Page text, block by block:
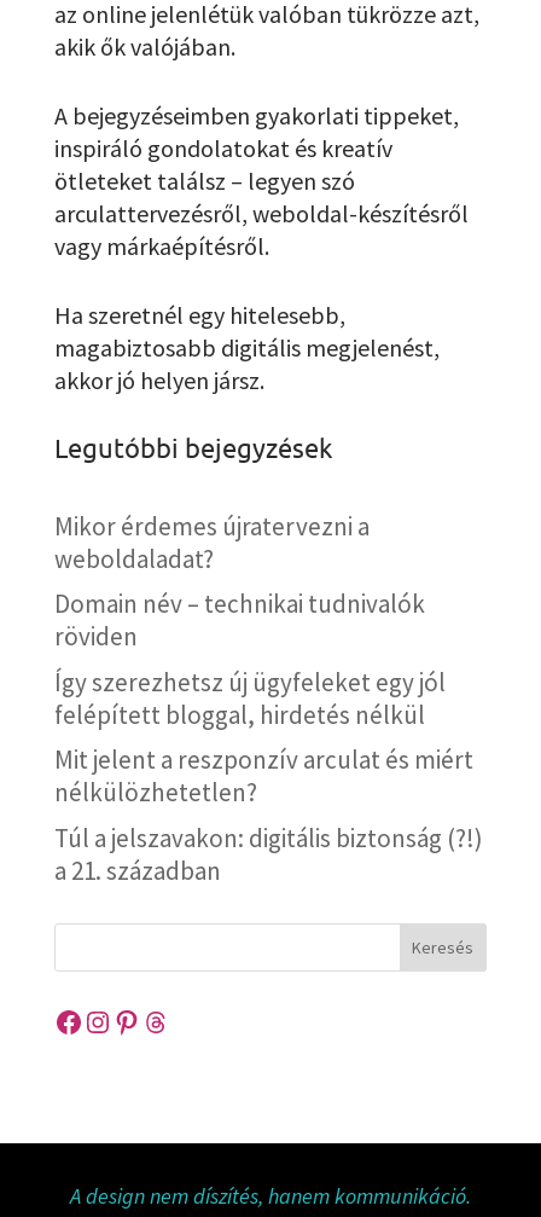
az online jelenlétük valóban tükrözze azt,
akik ők valójában.
A bejegyzéseimben gyakorlati tippeket,
inspiráló gondolatokat és kreatív
ötleteket találsz – legyen szó
arculattervezésről, weboldal-készítésről
vagy márkaépítésről.
Ha szeretnél egy hitelesebb,
magabiztosabb digitális megjelenést,
akkor jó helyen jársz.
Legutóbbi bejegyzések
Mikor érdemes újratervezni a
weboldaladat?
Domain név – technikai tudnivalók
röviden
Így szerezhetsz új ügyfeleket egy jól
felépített bloggal, hirdetés nélkül
Mit jelent a reszponzív arculat és miért
nélkülözhetetlen?
Túl a jelszavakon: digitális biztonság (?!)
a 21. században
Keresés
Facebook
Instagram
Pinterest
Threads
A design nem díszítés, hanem kommunikáció.